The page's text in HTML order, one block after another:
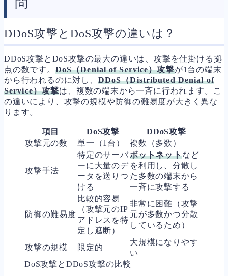
DDoS攻撃とDoS攻撃の違いは？
DDoS攻撃とDoS攻撃の最大の違いは、攻撃を仕掛ける拠
点の数です。 DoS（Denial of Service）攻撃が1台の端末
から行われるのに対し、 DDoS（Distributed Denial of
Service）攻撃は、複数の端末から一斉に行われます。こ
の違いにより、攻撃の規模や防御の難易度が大きく異な
ります。
項目 DoS攻撃
DDoS攻撃
攻撃元の数
単一（1台） 複数（多数）
攻撃手法
特定のサーバ
ーに大量のデ
ータを送りつ
ける
ボットネットなど
を利用し、分散し
た多数の端末から
一斉に攻撃する
防御の難易度
比較的容易
（攻撃元のIP
アドレスを特
定し遮断）
非常に困難（攻撃
元が多数かつ分散
しているため）
攻撃の規模 限定的
大規模になりやす
い
DoS攻撃とDDoS攻撃の比較